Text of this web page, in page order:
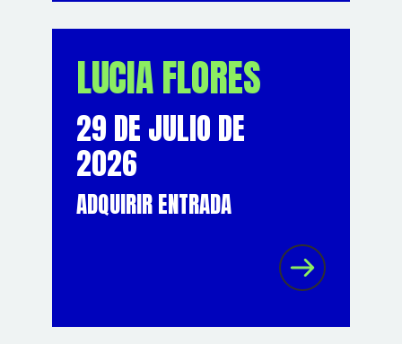
LUCIA FLORES
29 DE JULIO DE
2026
ADQUIRIR ENTRADA